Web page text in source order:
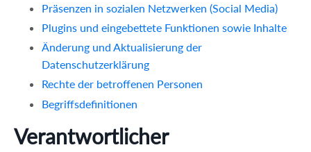
Präsenzen in sozialen Netzwerken (Social Media)
Plugins und eingebettete Funktionen sowie Inhalte
Änderung und Aktualisierung der
Datenschutzerklärung
Rechte der betroffenen Personen
Begriffsdefinitionen
Verantwortlicher